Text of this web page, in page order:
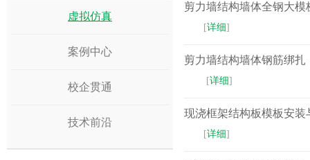
虚拟仿真
案例中心
校企贯通
技术前沿
剪力墙结构墙体全钢大模
​[详细]
剪力墙结构墙体钢筋绑扎
​[详细]
现浇框架结构板模板安装
[详细]